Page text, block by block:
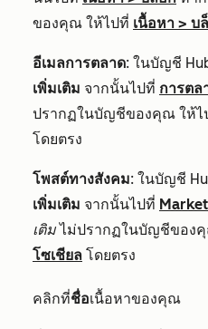
ของคุณ ให้ไปที่ เนื้อหา > บ
อีเมลการตลาด: ในบัญชี
เพิ่มเติม จากนั้นไปที่ การตล
ปรากฏในบัญชีของคุณ ให้ไ
โดยตรง
โพสต์ทางสังคม: ในบัญชี
เพิ่มเติม จากนั้นไปที่
เติมไม่ปรากฏในบัญชีของ
โซเชียล โดยตรง
คลิกที่ชื่อเนื้อหาของคุณ